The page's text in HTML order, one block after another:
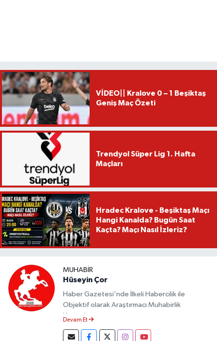
VİDEO|| Kralove 0 – 1 Beşiktaş
Geniş Maç Özeti
Trendyol Süper Lig 1. Hafta
Maçları
Hradec Kralove - Beşiktaş Maçı
Hangi Kanalda? Bugün Saat
Kaçta? Maçı Nasıl İzleriz?
MUHABIR
Hüseyin Çor
Haber Gazetesi'nde İlkeli Habercilik ile
Objektif olarak Araştırmacı Muhabirlik
Yapmaktayım.
Devam Et